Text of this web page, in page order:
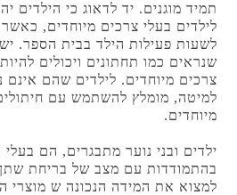
תמיד מוגנים. יד לדאוג כי הילדים
לילדים בעלי צרכים מיוחדים,
לשעות פעילות הילד בבית הספר.
שנראים כמו תחתונים ויכולים
צרכים מיוחדים. לילדים שהם אינם
למיטה, מומלץ להשתמש עם
מיוחדים.
ילדים ובני נוער מתבגרים, הם בעלי
בהתמודדות עם מצב של בריחת
למצוא את המידה הנכונה ש מוצרי